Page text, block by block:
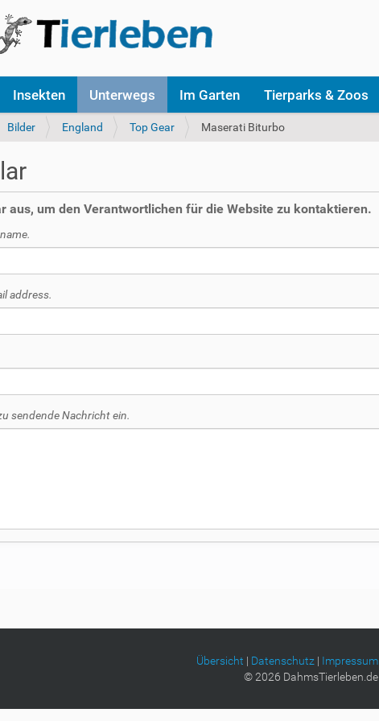
Insekten Unterwegs Im Garten Tierparks & Zoos
Bilder England Top Gear Maserati Biturbo
aus, um den Verantwortlichen für die Website zu kontaktieren.
address.
sendende Nachricht ein.
Übersicht | Datenschutz | Impressum
©2026 DahmsTierleben.de